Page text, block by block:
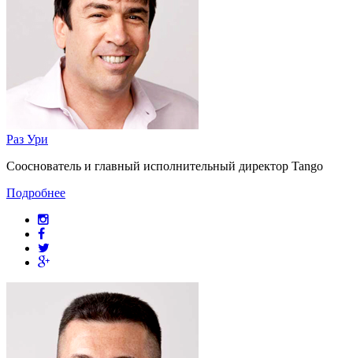
Раз Ури
Сооснователь и главный исполнительный директор Tango
Подробнее